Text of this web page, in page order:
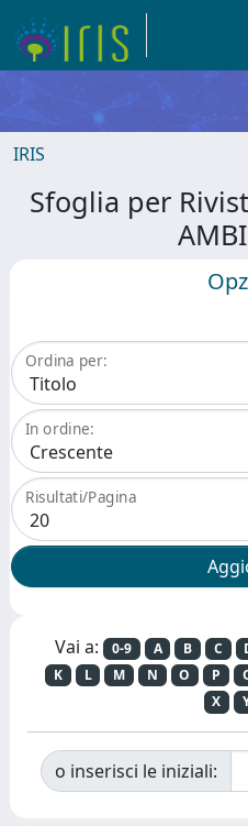
IRIS
Sfoglia per
Ordina per:
In ordine:
Risultati/Pagina
Vai a: 0-9 A B C
K
L M N O P
X
o inserisci le iniziali: